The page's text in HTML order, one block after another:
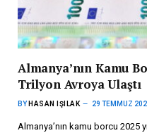
Almanya’nın Kamu
Trilyon Avroya Ulaştı
BY HASAN IŞILAK 29 TEMMUZ
Almanya’nın kamu borcu 2025